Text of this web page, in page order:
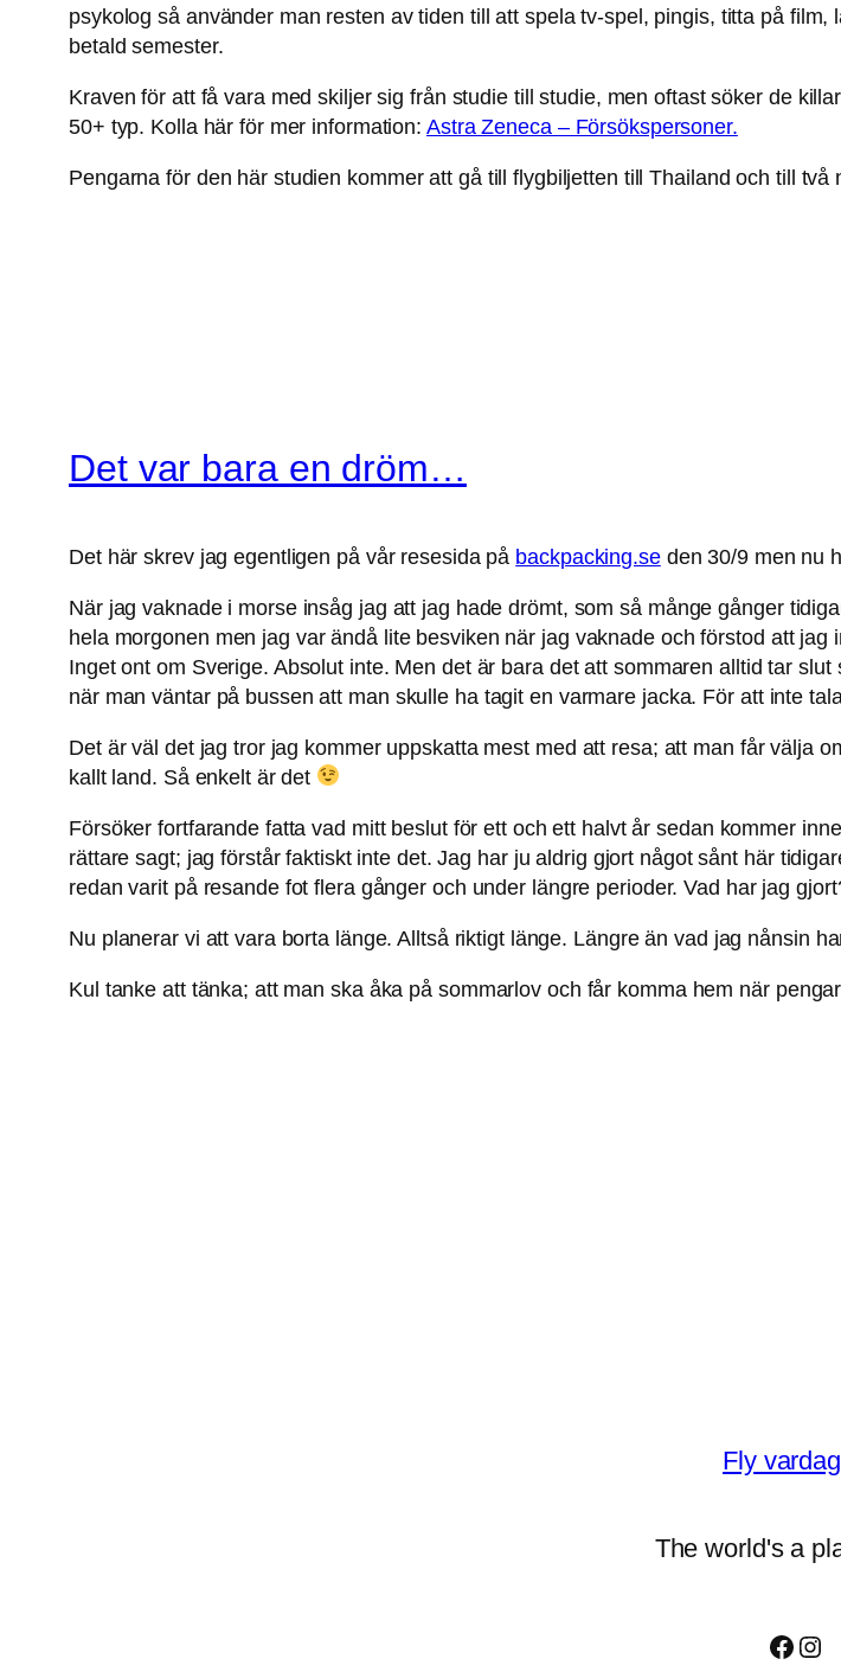
psykolog så använder man resten av tiden till att spela tv-spel, pingis, titta på
betald semester.
Kraven för att få vara med skiljer sig från studie till studie, men oftast söker de
50+ typ. Kolla här för mer information: Astra Zeneca – Försökspersoner.
Pengarna för den här studien kommer att gå till flygbiljetten till Thailand och till
Det var bara en dröm…
Det här skrev jag egentligen på vår resesida på backpacking.seden 30/9 men nu
När jag vaknade i morse insåg jag att jag hade drömt, som så månge gånger
hela morgonen men jag var ändå lite besviken när jag vaknade och förstod att
Inget ont om Sverige. Absolut inte. Men det är bara det att sommaren alltid tar
när man väntar på bussen att man skulle ha tagit en varmare jacka. För att inte
Det är väl det jag tror jag kommer uppskatta mest med att resa; att man får välja
kallt land. Så enkelt är det
Försöker fortfarande fatta vad mitt beslut för ett och ett halvt år sedan kommer
rättare sagt; jag förstår faktiskt inte det. Jag har ju aldrig gjort något sånt här
redan varit på resande fot flera gånger och under längre perioder. Vad har jag
Nu planerar vi att vara borta länge. Alltså riktigt länge. Längre än vad jag nånsin
Kul tanke att tänka; att man ska åka på sommarlov och får komma hem när
Fly
The world's a